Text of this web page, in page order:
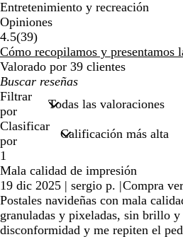
Entretenimiento y recreación
Opiniones
4.5(3939
reseñas
)
Cómo recopilamos y presentamos
Valorado por 39 clientes
Mis
búsquedas
Filtrar
por
Clasificar
por
1
Mala calidad de impresión
19 dic 2025 | sergio p. |Compra
Postales navideñas con mala
granuladas y pixeladas, sin brillo
disconformidad y me repiten el